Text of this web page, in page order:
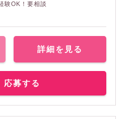
験OK！要相談
詳細を見る
応募する